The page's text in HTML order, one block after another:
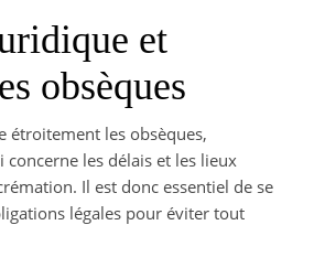
et
obsèques
étroitement les obsèques,
les délais et les lieux
Il est donc essentiel de se
légales pour éviter tout